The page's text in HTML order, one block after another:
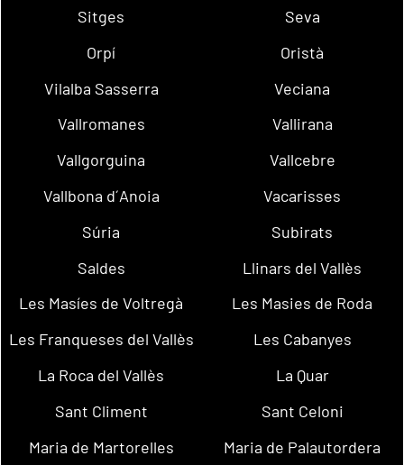
Sitges
Seva
Orpí
Oristà
Vilalba Sasserra
Veciana
Vallromanes
Vallirana
Vallgorguina
Vallcebre
Vallbona d´Anoia
Vacarisses
Súria
Subirats
Saldes
Llinars del Vallès
Les Masíes de Voltregà
Les Masies de Roda
Les Franqueses del Vallès
Les Cabanyes
La Roca del Vallès
La Quar
Sant Climent
Sant Celoni
Maria de Martorelles
Maria de Palautordera